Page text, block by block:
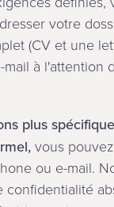
votre
(CV et une
à l'attention
plus
vous
ou e-mail.
confidentialité